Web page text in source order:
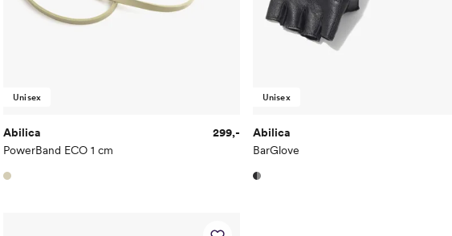
Unisex
Abilica
PowerBand ECO 1 cm
299,-
Unisex
Abilica
BarGlove